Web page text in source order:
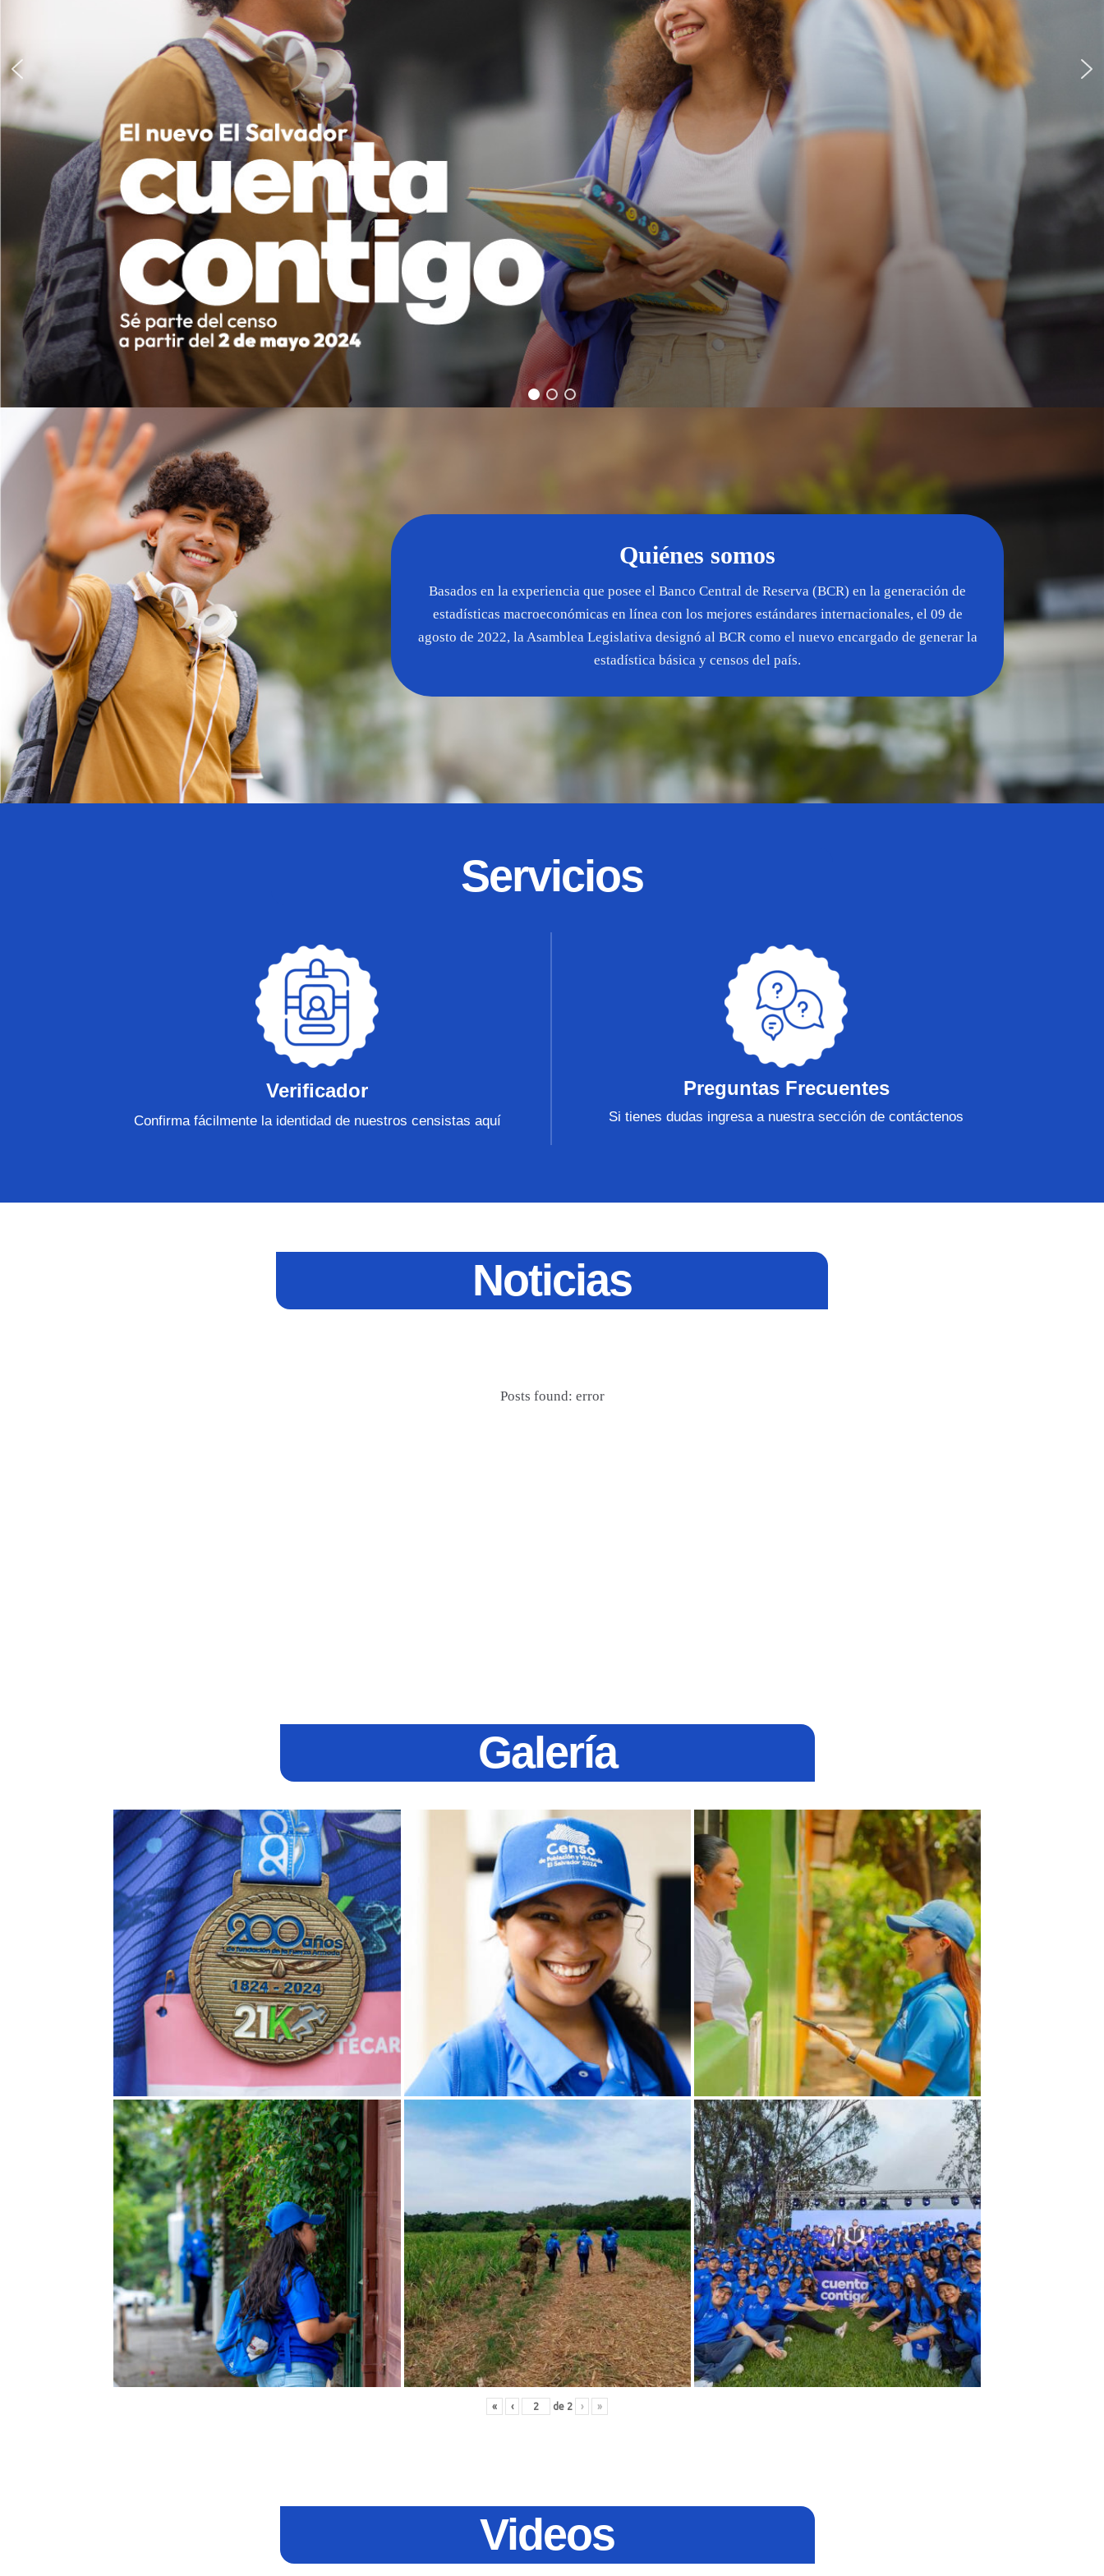
Quiénes somos
Basados en la experiencia que posee el Banco Central de Reserva (BCR) en la generación de
estadísticas macroeconómicas en línea con los mejores estándares internacionales, el 09 de
agosto de 2022, la Asamblea Legislativa designó al BCR como el nuevo encargado de generar la
estadística básica y censos del país.
Servicios
Verificador
Confirma fácilmente la identidad de nuestros censistas aquí
Preguntas Frecuentes
Si tienes dudas ingresa a nuestra sección de contáctenos
Noticias
Posts found: error
Galería
« ‹ de 2 › »
Videos